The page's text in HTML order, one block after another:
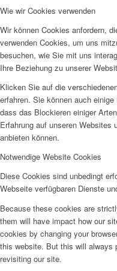
Wie wir Cookies verwenden
Wir können Cookies anfordern,
verwenden Cookies, um uns
besuchen, wie Sie mit uns
Ihre Beziehung zu unserer
Klicken Sie auf die
erfahren. Sie können auch
dass das Blockieren einiger
Erfahrung auf unseren Websites
anbieten können.
Notwendige Website Cookies
Diese Cookies sind unbedingt
Webseite verfügbaren Dienste
Because these cookies are
them will have impact how our
cookies by changing your
this website. But this will always
revisiting our site.